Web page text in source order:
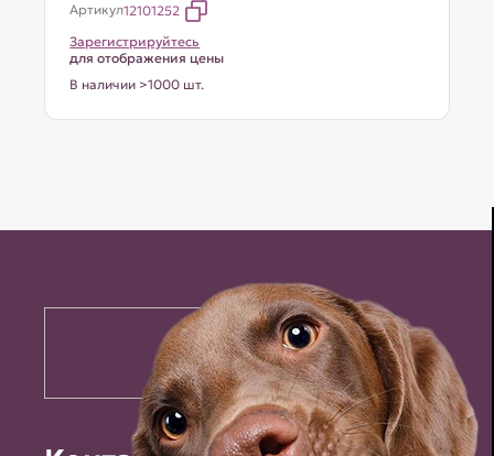
Артикул12101252
Зарегистрируйтесь
для отображения цены
В наличии >1000 шт.